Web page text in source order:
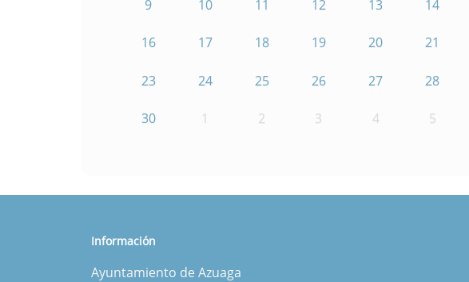
9 10 11 12 13 14
16 17 18 19 20 21
23 24 25 26 27 28
30 1 2 3 4 5
Información
Ayuntamiento de Azuaga